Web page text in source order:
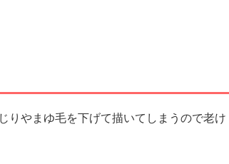
りやまゆ毛を下げて描いてしまうので老け